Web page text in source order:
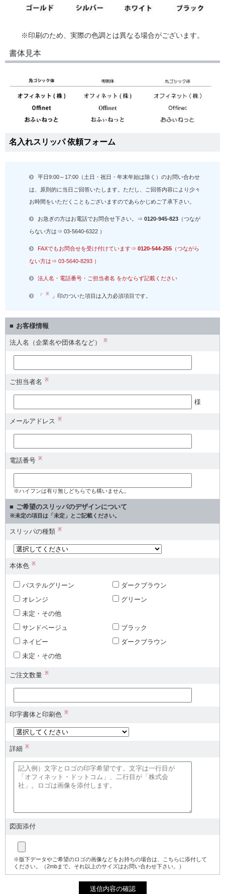
※印刷のため、実際の色調とは異なる場合がございます。
書体見本
名入れスリッパ 依頼フォーム
平日9:00～17:00（土日・祝日・年末年始は除く）のお問い合わせ
は、原則的に当日ご回答いたします。ただし、ご回答内容により少々
お時間をいただくこともございますのであらかじめご了承下さい。
お急ぎの方はお電話でお問合せ下さい。⇒ 0120-945-823 （つなが
らない方は⇒ 03-5640-6322 ）
FAXでもお問合せを受け付けています⇒ 0120-544-255 （つながら
ない方は⇒ 03-5640-8293 ）
法人名・電話番号・ご担当者名 をかならず記載ください
「 ※ 」印のついた項目は入力必須項目です。
お客様情報
法人名（企業名や団体名など） ※
ご担当者名 ※
様
メールアドレス ※
電話番号 ※
※ハイフンは有り無しどちらでも構いません。
ご希望のスリッパのデザインについて
※未定の項目は「未定」とご記載ください。
スリッパの種類 ※
本体色 ※
パステルグリーン
ダークブラウン
オレンジ
グリーン
未定・その他
サンドベージュ
ブラック
ネイビー
ダークブラウン
未定・その他
ご注文数量 ※
印字書体と印刷色 ※
詳細 ※
図面添付
※版下データやご希望のロゴの画像などをお持ちの場合は、こちらに添付して
ください。（2mbまで。それ以上のサイズはお問い合わせ下さい。）